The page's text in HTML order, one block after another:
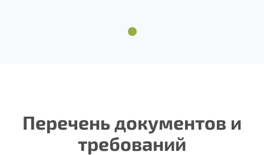
1
Перечень документов и
требований